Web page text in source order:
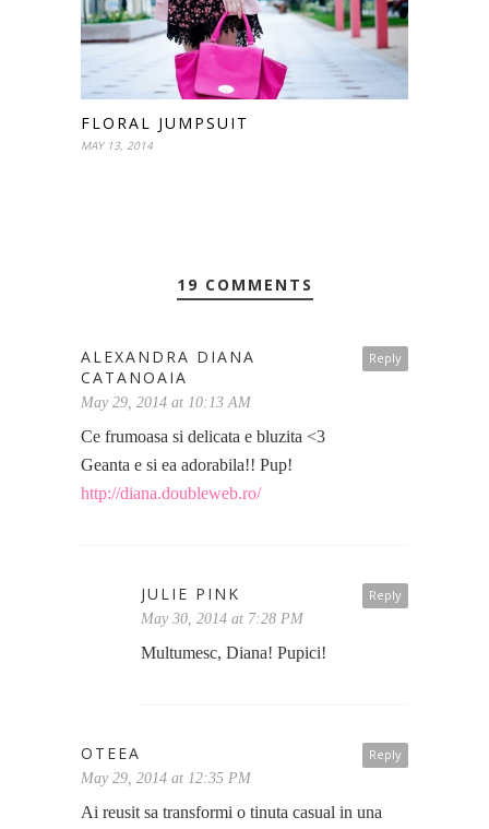
FLORAL JUMPSUIT
MAY 13, 2014
19 COMMENTS
Reply
ALEXANDRA DIANA
CATANOAIA
May 29, 2014 at 10:13 AM
Ce frumoasa si delicata e bluzita <3
Geanta e si ea adorabila!! Pup!
http://diana.doubleweb.ro/
Reply
JULIE PINK
May 30, 2014 at 7:28 PM
Multumesc, Diana! Pupici!
Reply
OTEEA
May 29, 2014 at 12:35 PM
Ai reusit sa transformi o tinuta casual in una